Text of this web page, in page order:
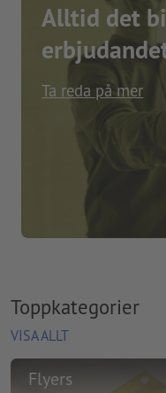
Alltid det
Ta reda på mer
Toppkategorier
VISA ALLT
Flyers